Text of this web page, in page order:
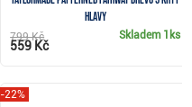
hlavy
Skladem 1ks
799 Kč
559 Kč
-22%